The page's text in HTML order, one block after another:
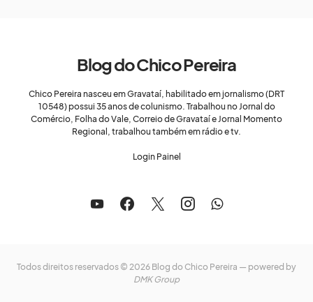
Blog do Chico Pereira
Chico Pereira nasceu em Gravataí, habilitado em jornalismo (DRT
10548) possui 35 anos de colunismo. Trabalhou no Jornal do
Comércio, Folha do Vale, Correio de Gravataí e Jornal Momento
Regional, trabalhou também em rádio e tv.
Login Painel
Todos direitos reservados © 2026 Blog do Chico Pereira — powered by
DMK Group